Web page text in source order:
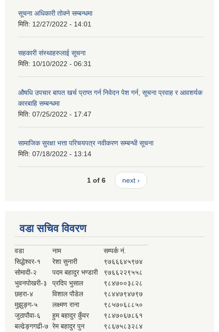
सूचना अधिकारी तोक्ने सम्बन्धमा
मिति: 12/27/2022 - 14:01
सहकारी संस्थाहरुलाई सूचना
मिति: 10/10/2022 - 06:31
औषधि उपचार बापत खर्च प्राप्त गर्न निवेदन पेश गर्न, सूचना प्रवाह र आवशर्यक
कारबाहि सम्बन्धमा
मिति: 07/25/2022 - 17:47
सामाजिक सुरक्षा भत्ता परिचयपत्र नवीकरण सम्बन्धी सूचना
मिति: 07/18/2022 - 13:14
1 of 6 next ›
वडा सचिव विवरण
वडा नाम
सम्पर्क नं.
सिद्धेश्वर-१
रेशा सुनारी
९७६६६४५९७४
सोमादी-२
पदम बहादुर भण्डारी
९७६६२२९५५८
भुवनपोखरी-३
प्रदिप भुसाल
९८४७००३८२८
छहरा-४
विशाल पौडेल
९८४४७९४७९७
मुझुङ्ग-५
लक्ष्मण राना
९८५७०६८८५०
जुठापौवा-६
हुम बहादुर कुँवर
९८४७०६७८६१
बल्ढेङ्गगढी-७ रेम बहादुर पुन
९८६७५८३२८४